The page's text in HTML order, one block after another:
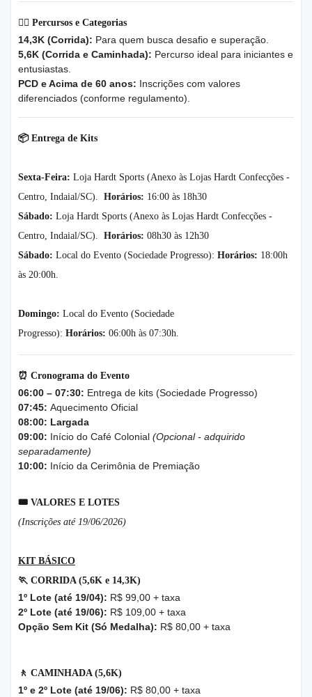
🏃‍♂️ Percursos e Categorias
14,3K (Corrida): Para quem busca desafio e superação.
5,6K (Corrida e Caminhada): Percurso ideal para iniciantes e
entusiastas.
PCD e Acima de 60 anos: Inscrições com valores
diferenciados (conforme regulamento).
📦Entrega de Kits
Sexta-Feira: Loja Hardt Sports (Anexo às Lojas Hardt Confecções -
Centro, Indaial/SC). Horários: 16:00 às 18h30
Sábado: Loja Hardt Sports (Anexo às Lojas Hardt Confecções -
Centro, Indaial/SC). Horários: 08h30 às 12h30
Sábado: Local do Evento (Sociedade Progresso): Horários: 18:00h
às 20:00h.
Domingo: Local do Evento (Sociedade
Progresso): Horários: 06:00h às 07:30h.
⏰ Cronograma do Evento
06:00 – 07:30: Entrega de kits (Sociedade Progresso)
07:45: Aquecimento Oficial
08:00: Largada
09:00: Início do Café Colonial (Opcional - adquirido
separadamente)
10:00: Início da Cerimônia de Premiação
🎟️ VALORES E LOTES
(Inscrições até 19/06/2026)
KIT BÁSICO
🏃 CORRIDA (5,6K e 14,3K)
1º Lote (até 19/04): R$ 99,00 + taxa
2º Lote (até 19/06): R$ 109,00 + taxa
Opção Sem Kit (Só Medalha): R$ 80,00 + taxa
🚶 CAMINHADA (5,6K)
1º e 2º Lote (até 19/06): R$ 80,00 + taxa